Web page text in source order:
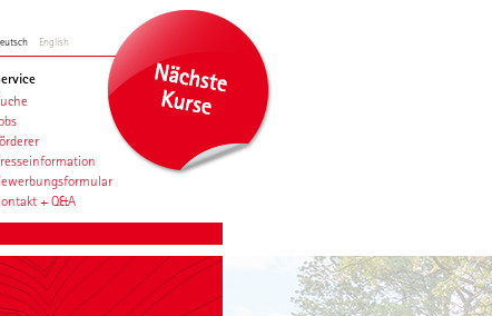
English
+ Q&A